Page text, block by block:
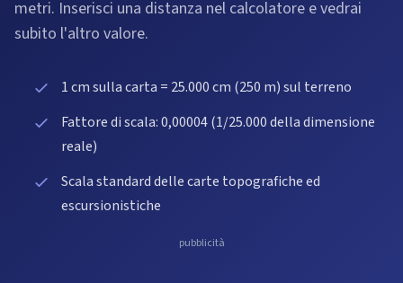
metri. Inserisci una distanza nel calcolatore e vedrai
subito l'altro valore.
1 cm sulla carta = 25.000 cm (250 m) sul terreno
Fattore di scala: 0,00004 (1/25.000 della dimensione
reale)
Scala standard delle carte topografiche ed
escursionistiche
pubblicità